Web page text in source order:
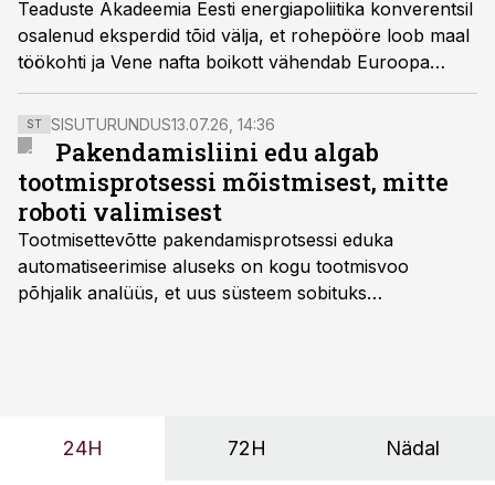
Teaduste Akadeemia Eesti energiapoliitika konverentsil
osalenud eksperdid tõid välja, et rohepööre loob maal
töökohti ja Vene nafta boikott vähendab Euroopa
naftasõltuvust, aga senised plaanid fossiilkütustest
vabanemiseks on ebareaalsed. Kogu planeedil leidub
roheelektri taristuks vajalikke metalle kümneid kordi
vähem kui vaja.
ST SISUTURUNDUS13.07.26, 14:36
Pakendamisliini edu algab
tootmisprotsessi mõistmisest, mitte
roboti valimisest
Tootmisettevõtte pakendamisprotsessi eduka
automatiseerimise aluseks on kogu tootmisvoo
põhjalik analüüs, et uus süsteem sobituks
OÜ tegevjuht Sander Mitendorf.
24H 72H Nädal